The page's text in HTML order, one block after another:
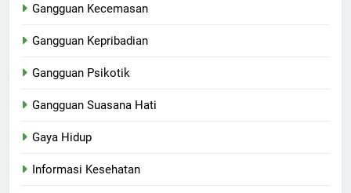
Gangguan Kecemasan
Gangguan Kepribadian
Gangguan Psikotik
Gangguan Suasana Hati
Gaya Hidup
Informasi Kesehatan